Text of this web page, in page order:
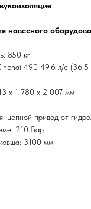
навесного
850 кг
490 49,6 л/с (36,5
х 1 780 х 2 007 мм
цепной привод от
210 Бар
3100 мм